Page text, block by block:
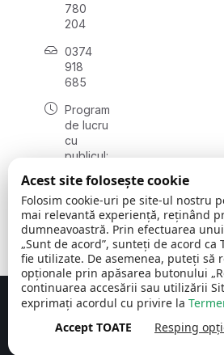
780
204
0374
918
685
Program
de lucru
cu
publicul:
08:00 -
16:30
, vineri:
08:00 -
14:00
Comuna Cerchezu © 2026Toate
Concept realizat de Big Media
Acest site folosește cookie
Folosim cookie-uri pe site-ul nostru
mai relevantă experiență, reținând
dumneavoastră. Prin efectuarea
„Sunt de acord”, sunteți de acord ca
fie utilizate. De asemenea, puteți să
opționale prin apăsarea butonului
continuarea accesării sau utilizării
exprimați acordul cu privire la
Accept TOATE
Resping